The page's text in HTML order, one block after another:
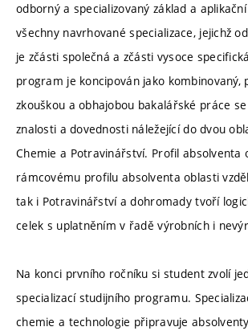
odborný a specializovaný základ a
všechny navrhované specializace, jejichž
je zčásti společná a zčásti vysoce
program je koncipován jako kombinovaný,
zkouškou a obhajobou bakalářské práce
znalosti a dovednosti náležející do dvou
Chemie a Potravinářství. Profil absolventa
rámcovému profilu absolventa oblasti
tak i Potravinářství a dohromady tvoří
celek s uplatněním v řadě výrobních i
Na konci prvního ročníku si student zvolí
specializací studijního programu.
chemie a technologie připravuje